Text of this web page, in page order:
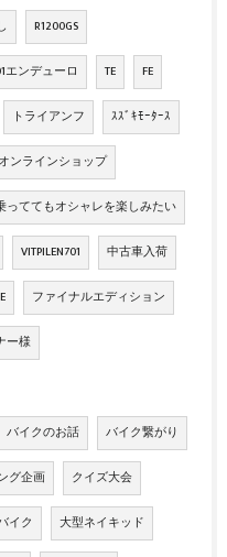
R1200GS
エンデューロ TE FE
トライアンフ ｽｽﾞｷﾓｰﾀｰｽ
オンラインショップ
っててもオシャレを楽しみたい
VITPILEN701 中古車入荷
ファイナルエディション
ー様
バイクのお話 バイク繋がり
グ企画 クイズ大会
イク 大型ネイキッド